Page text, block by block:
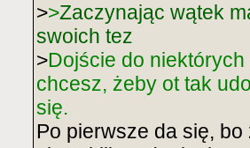
>>Zaczynając wątek
swoich tez
>Dojście do niektórych
chcesz, żeby ot tak
się.
Po pierwsze da się,